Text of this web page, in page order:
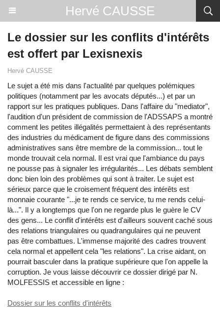
Hervé CAUSSE
Le dossier sur les conflits d'intérêts
est offert par Lexisnexis
Hervé CAUSSE
Le sujet a été mis dans l'actualité par quelques polémiques
politiques (notamment par les avocats députés...) et par un
rapport sur les pratiques publiques. Dans l'affaire du "mediator",
l'audition d'un président de commission de l'ADSSAPS a montré
comment les petites illégalités permettaient à des représentants
des industries du médicament de figure dans des commissions
administratives sans être membre de la commission... tout le
monde trouvait cela normal. Il est vrai que l'ambiance du pays
ne pousse pas à signaler les irrégularités... Les débats semblent
donc bien loin des problèmes qui sont à traiter. Le sujet est
sérieux parce que le croisement fréquent des intérêts est
monnaie courante "...je te rends ce service, tu me rends celui-
là...". Il y a longtemps que l'on ne regarde plus le guère le CV
des gens... Le conflit d'intérêts est d'ailleurs souvent caché sous
des relations triangulaires ou quadrangulaires qui ne peuvent
pas être combattues. L'immense majorité des cadres trouvent
cela normal et appellent cela "les relations". La crise aidant, on
pourrait basculer dans la pratique supérieure que l'on appelle la
corruption. Je vous laisse découvrir ce dossier dirigé par N.
MOLFESSIS et accessible en ligne :
Dossier sur les conflits d'intérêts